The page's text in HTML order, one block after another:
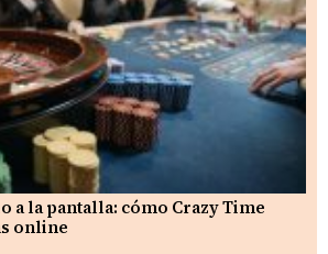
a la pantalla: cómo Crazy Time
online